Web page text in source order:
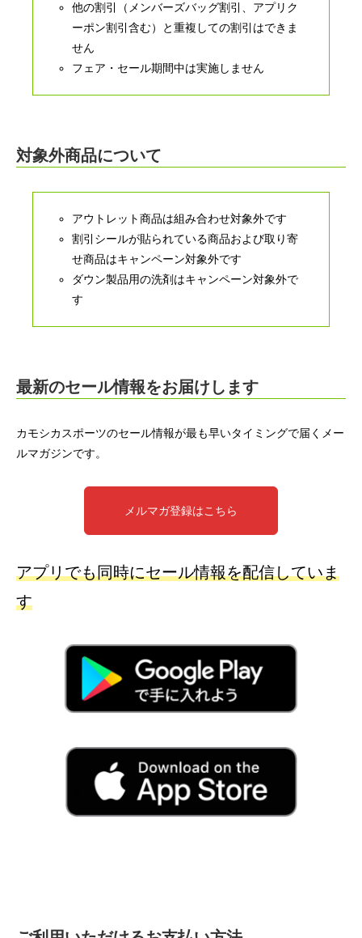
他の割引（メンバーズバッグ割引、アプリク
ーポン割引含む）と重複しての割引はできま
せん
フェア・セール期間中は実施しません
対象外商品について
アウトレット商品は組み合わせ対象外です
割引シールが貼られている商品および取り寄
せ商品はキャンペーン対象外です
ダウン製品用の洗剤はキャンペーン対象外で
す
最新のセール情報をお届けします
カモシカスポーツのセール情報が最も早いタイミングで届くメー
ルマガジンです。
メルマガ登録はこちら
アプリでも同時にセール情報を配信していま
す